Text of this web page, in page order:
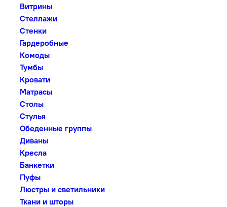
Витрины
Стеллажи
Стенки
Гардеробные
Комоды
Тумбы
Кровати
Матрасы
Столы
Стулья
Обеденные группы
Диваны
Кресла
Банкетки
Пуфы
Люстры и светильники
Ткани и шторы